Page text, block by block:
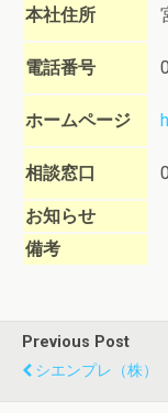
本社住所
電話番号
ホームページ
相談窓口
お知らせ
備考
Previous Post
シエンプレ（株）